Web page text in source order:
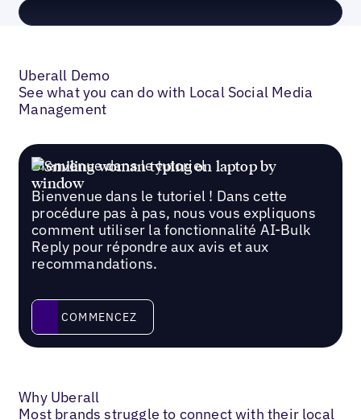
Uberall Demo
See what you can do with Local Social Media
Management
Bienvenue dans le tutoriel
Bienvenue dans le tutoriel ! Dans cette
procédure pas à pas, nous vous expliquons
comment utiliser la fonctionnalité AI-Bulk
Reply pour répondre aux avis et aux
recommandations.
Commencez
COMMENCEZ
Why Uberall
Most brands struggle to connect with their local